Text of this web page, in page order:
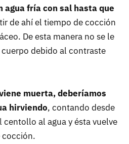
agua fría con sal hasta que
de ahí el tiempo de cocción
De esta manera no se le
debido al contraste
muerta, deberíamos
hirviendo, contando desde
al agua y ésta vuelve
cocción.